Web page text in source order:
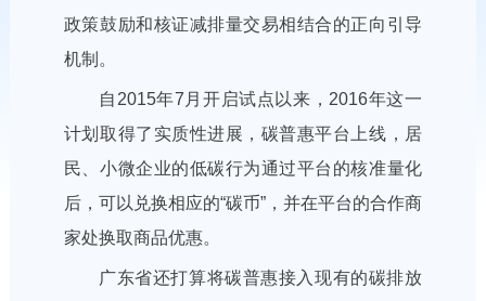
政策鼓励和核证减排量交易相结合的正向引导
机制。
自2015年7月开启试点以来，2016年这一
计划取得了实质性进展，碳普惠平台上线，居
民、小微企业的低碳行为通过平台的核准量化
后，可以兑换相应的“碳币”，并在平台的合作商
家处换取商品优惠。
广东省还打算将碳普惠接入现有的碳排放